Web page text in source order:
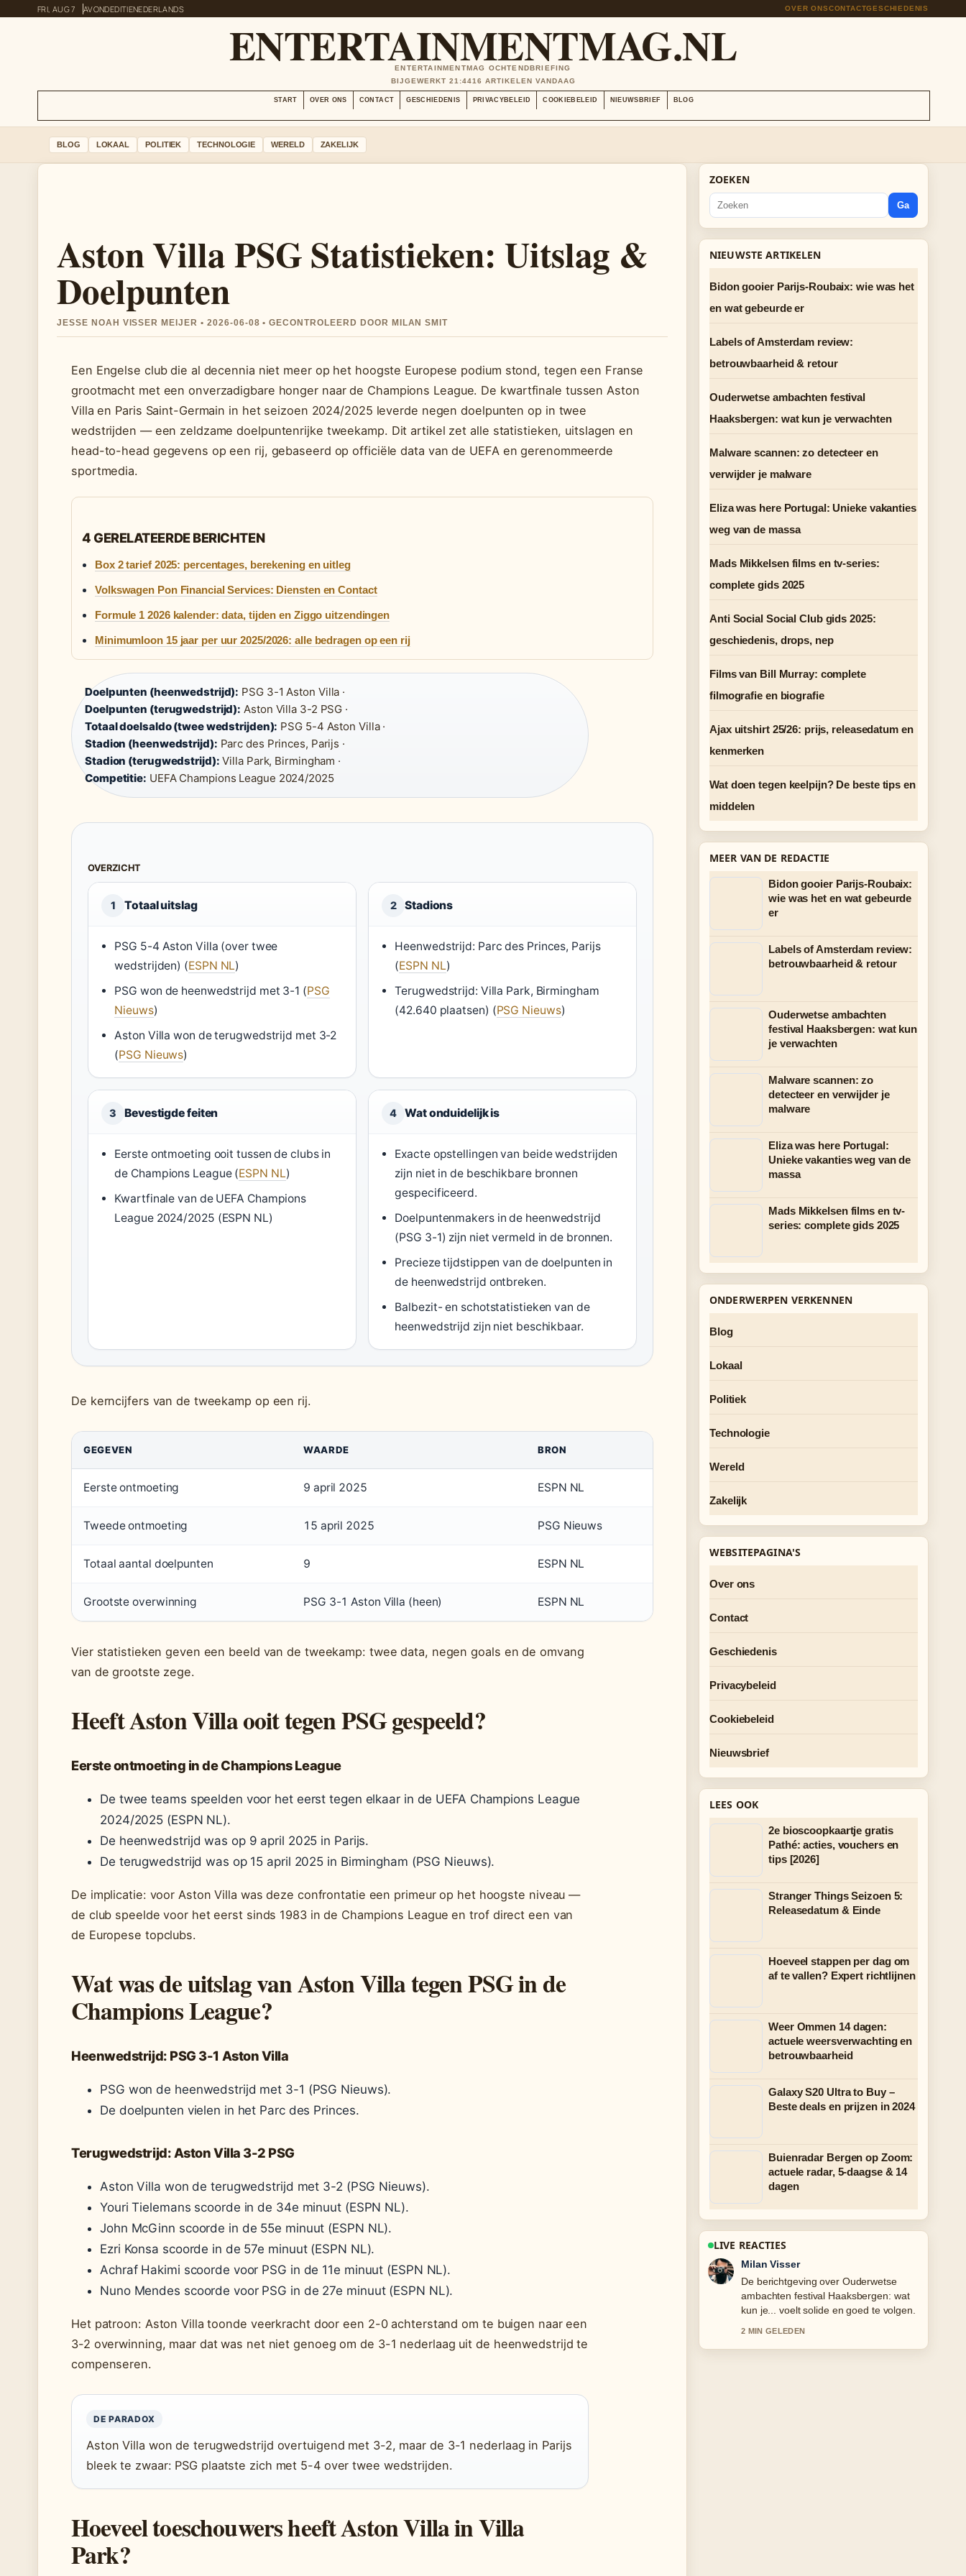
FRI, AUG 7 AVONDEDITIENEDERLANDS OVER ONSCONTACTGESCHIEDENIS
ENTERTAINMENTMAG.NL
ENTERTAINMENTMAG OCHTENDBRIEFING
BIJGEWERKT 21:4416 ARTIKELEN VANDAAG
START OVER ONS CONTACT GESCHIEDENIS PRIVACYBELEID COOKIEBELEID NIEUWSBRIEF BLOG
BLOG LOKAAL POLITIEK TECHNOLOGIE WERELD ZAKELIJK
Aston Villa PSG Statistieken: Uitslag &
Doelpunten
JESSE NOAH VISSER MEIJER • 2026-06-08 • GECONTROLEERD DOOR MILAN SMIT
Een Engelse club die al decennia niet meer op het hoogste Europese podium stond, tegen een Franse
grootmacht met een onverzadigbare honger naar de Champions League. De kwartfinale tussen Aston
Villa en Paris Saint-Germain in het seizoen 2024/2025 leverde negen doelpunten op in twee
wedstrijden — een zeldzame doelpuntenrijke tweekamp. Dit artikel zet alle statistieken, uitslagen en
head-to-head gegevens op een rij, gebaseerd op officiële data van de UEFA en gerenommeerde
sportmedia.
4 GERELATEERDE BERICHTEN
Box 2 tarief 2025: percentages, berekening en uitleg
Volkswagen Pon Financial Services: Diensten en Contact
Formule 1 2026 kalender: data, tijden en Ziggo uitzendingen
Minimumloon 15 jaar per uur 2025/2026: alle bedragen op een rij
Doelpunten (heenwedstrijd): PSG 3-1 Aston Villa ·
Doelpunten (terugwedstrijd): Aston Villa 3-2 PSG ·
Totaal doelsaldo (twee wedstrijden): PSG 5-4 Aston Villa ·
Stadion (heenwedstrijd): Parc des Princes, Parijs ·
Stadion (terugwedstrijd): Villa Park, Birmingham ·
Competitie: UEFA Champions League 2024/2025
OVERZICHT
1 Totaal uitslag
PSG 5-4 Aston Villa (over twee
wedstrijden) (ESPN NL)
PSG won de heenwedstrijd met 3-1 (PSG
Nieuws)
Aston Villa won de terugwedstrijd met 3-2
(PSG Nieuws)
2 Stadions
Heenwedstrijd: Parc des Princes, Parijs
(ESPN NL)
Terugwedstrijd: Villa Park, Birmingham
(42.640 plaatsen) (PSG Nieuws)
3 Bevestigde feiten
Eerste ontmoeting ooit tussen de clubs in
de Champions League (ESPN NL)
Kwartfinale van de UEFA Champions
League 2024/2025 (ESPN NL)
4 Wat onduidelijk is
Exacte opstellingen van beide wedstrijden
zijn niet in de beschikbare bronnen
gespecificeerd.
Doelpuntenmakers in de heenwedstrijd
(PSG 3-1) zijn niet vermeld in de bronnen.
Precieze tijdstippen van de doelpunten in
de heenwedstrijd ontbreken.
Balbezit- en schotstatistieken van de
heenwedstrijd zijn niet beschikbaar.
De kerncijfers van de tweekamp op een rij.
GEGEVEN WAARDE BRON
Eerste ontmoeting 9 april 2025 ESPN NL
Tweede ontmoeting 15 april 2025 PSG Nieuws
Totaal aantal doelpunten 9 ESPN NL
Grootste overwinning PSG 3-1 Aston Villa (heen) ESPN NL
Vier statistieken geven een beeld van de tweekamp: twee data, negen goals en de omvang
van de grootste zege.
Heeft Aston Villa ooit tegen PSG gespeeld?
Eerste ontmoeting in de Champions League
De twee teams speelden voor het eerst tegen elkaar in de UEFA Champions League
2024/2025 (ESPN NL).
De heenwedstrijd was op 9 april 2025 in Parijs.
De terugwedstrijd was op 15 april 2025 in Birmingham (PSG Nieuws).
De implicatie: voor Aston Villa was deze confrontatie een primeur op het hoogste niveau —
de club speelde voor het eerst sinds 1983 in de Champions League en trof direct een van
de Europese topclubs.
Wat was de uitslag van Aston Villa tegen PSG in de
Champions League?
Heenwedstrijd: PSG 3-1 Aston Villa
PSG won de heenwedstrijd met 3-1 (PSG Nieuws).
De doelpunten vielen in het Parc des Princes.
Terugwedstrijd: Aston Villa 3-2 PSG
Aston Villa won de terugwedstrijd met 3-2 (PSG Nieuws).
Youri Tielemans scoorde in de 34e minuut (ESPN NL).
John McGinn scoorde in de 55e minuut (ESPN NL).
Ezri Konsa scoorde in de 57e minuut (ESPN NL).
Achraf Hakimi scoorde voor PSG in de 11e minuut (ESPN NL).
Nuno Mendes scoorde voor PSG in de 27e minuut (ESPN NL).
Het patroon: Aston Villa toonde veerkracht door een 2-0 achterstand om te buigen naar een
3-2 overwinning, maar dat was net niet genoeg om de 3-1 nederlaag uit de heenwedstrijd te
compenseren.
DE PARADOX
Aston Villa won de terugwedstrijd overtuigend met 3-2, maar de 3-1 nederlaag in Parijs
bleek te zwaar: PSG plaatste zich met 5-4 over twee wedstrijden.
Hoeveel toeschouwers heeft Aston Villa in Villa
Park?
ZOEKEN
Ga
NIEUWSTE ARTIKELEN
Bidon gooier Parijs-Roubaix: wie was het
en wat gebeurde er
Labels of Amsterdam review:
betrouwbaarheid & retour
Ouderwetse ambachten festival
Haaksbergen: wat kun je verwachten
Malware scannen: zo detecteer en
verwijder je malware
Eliza was here Portugal: Unieke vakanties
weg van de massa
Mads Mikkelsen films en tv-series:
complete gids 2025
Anti Social Social Club gids 2025:
geschiedenis, drops, nep
Films van Bill Murray: complete
filmografie en biografie
Ajax uitshirt 25/26: prijs, releasedatum en
kenmerken
Wat doen tegen keelpijn? De beste tips en
middelen
MEER VAN DE REDACTIE
Bidon gooier Parijs-Roubaix:
wie was het en wat gebeurde
er
Labels of Amsterdam review:
betrouwbaarheid & retour
Ouderwetse ambachten
festival Haaksbergen: wat kun
je verwachten
Malware scannen: zo
detecteer en verwijder je
malware
Eliza was here Portugal:
Unieke vakanties weg van de
massa
Mads Mikkelsen films en tv-
series: complete gids 2025
ONDERWERPEN VERKENNEN
Blog
Lokaal
Politiek
Technologie
Wereld
Zakelijk
WEBSITEPAGINA'S
Over ons
Contact
Geschiedenis
Privacybeleid
Cookiebeleid
Nieuwsbrief
LEES OOK
2e bioscoopkaartje gratis
Pathé: acties, vouchers en
tips [2026]
Stranger Things Seizoen 5:
Releasedatum & Einde
Hoeveel stappen per dag om
af te vallen? Expert richtlijnen
Weer Ommen 14 dagen:
actuele weersverwachting en
betrouwbaarheid
Galaxy S20 Ultra to Buy –
Beste deals en prijzen in 2024
Buienradar Bergen op Zoom:
actuele radar, 5-daagse & 14
dagen
LIVE REACTIES
Nina Meijer
Goede verificatie rond Bidon gooier
Parijs-Roubaix: wie was het en.... Meer
redacties zouden zo moeten schrijven.
4 MIN GELEDEN